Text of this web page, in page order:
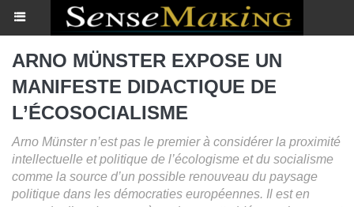
ARNO MÜNSTER EXPOSE UN
MANIFESTE DIDACTIQUE DE
L’ÉCOSOCIALISME
Arno Münster n’est pas le premier à considérer la proximité
intellectuelle et politique de l’écologisme et du socialisme
comme la source d’un possible renouveau du paysage
politique dans les démocraties européennes. Il est en